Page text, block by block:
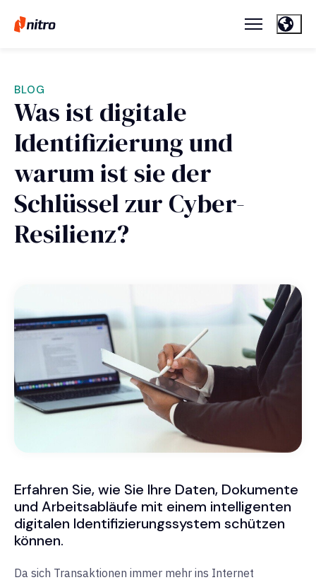
BLOG
Was ist digitale
Identifizierung und
warum ist sie der
Schlüssel zur Cyber-
Resilienz?
Erfahren Sie, wie Sie Ihre Daten, Dokumente
und Arbeitsabläufe mit einem intelligenten
digitalen Identifizierungssystem schützen
können.
Da sich Transaktionen immer mehr ins Internet